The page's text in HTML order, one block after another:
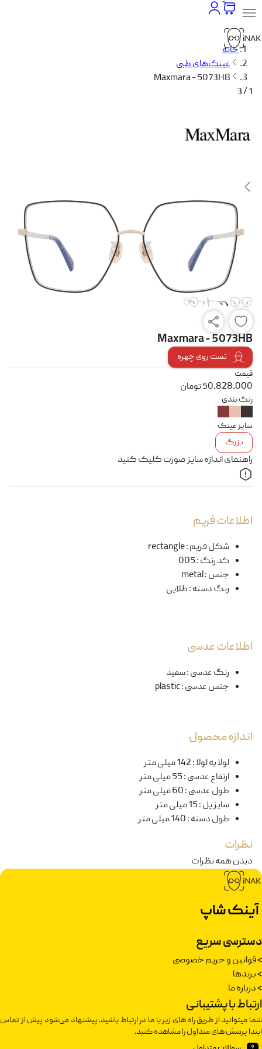
خانه
عینک‌های طبی
Maxmara - 5073HB
1 / 3
Maxmara - 5073HB
تست روی چهره
قیمت
50,828,000تومان
رنگ بندی
سایز عینک
بزرگ
راهنمای اندازه سایز صورت کلیک کنید
اطلاعات فریم
شکل فریم:
rectangle
کد رنگ:
005
جنس:
metal
رنگ دسته:طلایی
اطلاعات عدسی
رنگ عدسی:سفید
جنس عدسی:
plastic
اندازه محصول
لولا به لولا:142 میلی متر
ارتفاع عدسی:55 میلی متر
طول عدسی:60 میلی متر
سایز پل:15 میلی متر
طول دسته:140 میلی متر
نظرات
دیدن همه نظرات
آینک شاپ
دسترسی سریع
>قوانین و حریم خصوصی
>برندها
>درباره ما
ارتباط با پشتیبانی
شما میتوانید از طریق راه های زیر با ما در ارتباط باشید. پیشنهاد می‌شود پیش از تماس
ابتدا پرسش های متداول را مشاهده کنید.